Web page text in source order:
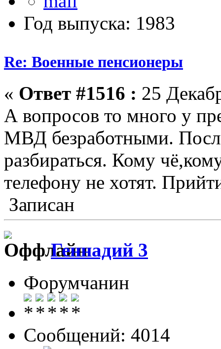
Год выпуска: 1983
Re: Военные пенсионеры
« Ответ #1516 : 25
А вопросов то много у
МВД безработными.
разбираться. Кому
телефону не хотят.
Записан
Геннадий 3
Форумчанин
Сообщений: 4014